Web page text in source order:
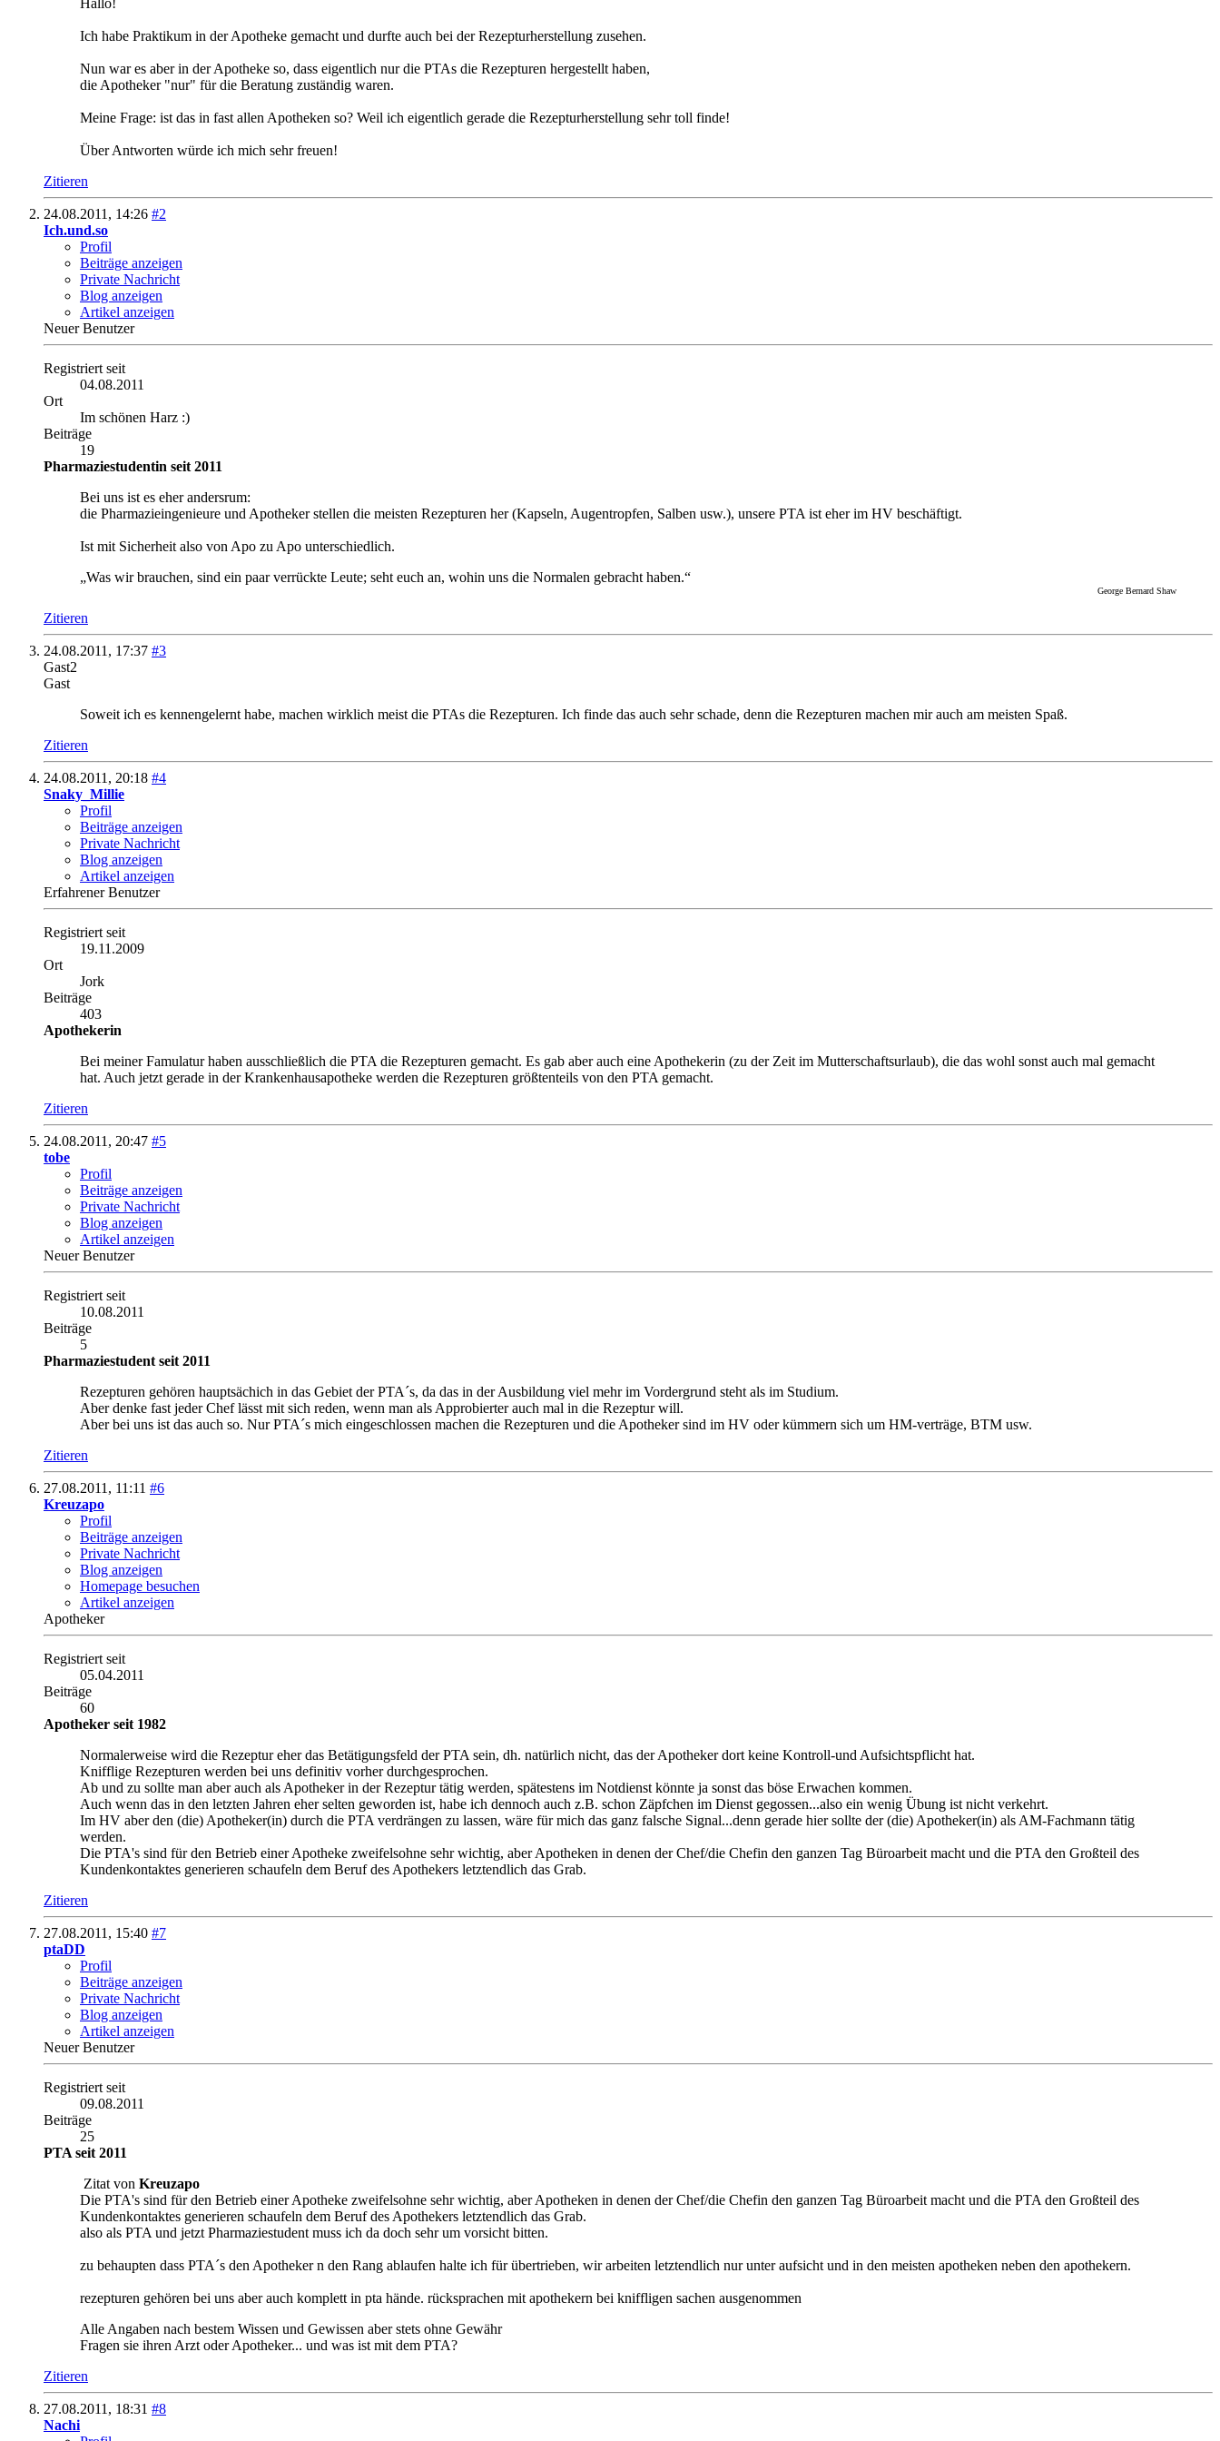
Ich habe Praktikum in der Apotheke gemacht und durfte auch bei der Rezepturherstellung zusehen.
Nun war es aber in der Apotheke so, dass eigentlich nur die PTAs die Rezepturen hergestellt haben,
die Apotheker "nur" für die Beratung zuständig waren.
Meine Frage: ist das in fast allen Apotheken so? Weil ich eigentlich gerade die Rezepturherstellung sehr toll finde!
Über Antworten würde ich mich sehr freuen!
Zitieren
24.08.2011, 14:26 #2
Ich.und.so
Profil
Beiträge anzeigen
Private Nachricht
Blog anzeigen
Artikel anzeigen
Neuer Benutzer
Registriert seit
04.08.2011
Ort
Im schönen Harz :)
Beiträge
19
Pharmaziestudentin seit 2011
Bei uns ist es eher andersrum:
die Pharmazieingenieure und Apotheker stellen die meisten Rezepturen her (Kapseln, Augentropfen, Salben usw.), unsere PTA ist eher im HV beschäftigt.
Ist mit Sicherheit also von Apo zu Apo unterschiedlich.
„Was wir brauchen, sind ein paar verrückte Leute; seht euch an, wohin uns die Normalen gebracht haben.“
George Bernard Shaw
Zitieren
24.08.2011, 17:37 #3
Gast2
Gast
Soweit ich es kennengelernt habe, machen wirklich meist die PTAs die Rezepturen. Ich finde das auch sehr schade, denn die Rezepturen machen mir auch am meisten Spaß.
Zitieren
24.08.2011, 20:18 #4
Snaky_Millie
Profil
Beiträge anzeigen
Private Nachricht
Blog anzeigen
Artikel anzeigen
Erfahrener Benutzer
Registriert seit
19.11.2009
Ort
Jork
Beiträge
403
Apothekerin
Bei meiner Famulatur haben ausschließlich die PTA die Rezepturen gemacht. Es gab aber auch eine Apothekerin (zu der Zeit im Mutterschaftsurlaub), die das wohl sonst auch mal gemacht
hat. Auch jetzt gerade in der Krankenhausapotheke werden die Rezepturen größtenteils von den PTA gemacht.
Zitieren
24.08.2011, 20:47 #5
tobe
Profil
Beiträge anzeigen
Private Nachricht
Blog anzeigen
Artikel anzeigen
Neuer Benutzer
Registriert seit
10.08.2011
Beiträge
5
Pharmaziestudent seit 2011
Rezepturen gehören hauptsächich in das Gebiet der PTA´s, da das in der Ausbildung viel mehr im Vordergrund steht als im Studium.
Aber denke fast jeder Chef lässt mit sich reden, wenn man als Approbierter auch mal in die Rezeptur will.
Aber bei uns ist das auch so. Nur PTA´s mich eingeschlossen machen die Rezepturen und die Apotheker sind im HV oder kümmern sich um HM-verträge, BTM usw.
Zitieren
27.08.2011, 11:11 #6
Kreuzapo
Profil
Beiträge anzeigen
Private Nachricht
Blog anzeigen
Homepage besuchen
Artikel anzeigen
Apotheker
Registriert seit
05.04.2011
Beiträge
60
Apotheker seit 1982
Normalerweise wird die Rezeptur eher das Betätigungsfeld der PTA sein, dh. natürlich nicht, das der Apotheker dort keine Kontroll-und Aufsichtspflicht hat.
Knifflige Rezepturen werden bei uns definitiv vorher durchgesprochen.
Ab und zu sollte man aber auch als Apotheker in der Rezeptur tätig werden, spätestens im Notdienst könnte ja sonst das böse Erwachen kommen.
Auch wenn das in den letzten Jahren eher selten geworden ist, habe ich dennoch auch z.B. schon Zäpfchen im Dienst gegossen...also ein wenig Übung ist nicht verkehrt.
Im HV aber den (die) Apotheker(in) durch die PTA verdrängen zu lassen, wäre für mich das ganz falsche Signal...denn gerade hier sollte der (die) Apotheker(in) als AM-Fachmann tätig
werden.
Die PTA's sind für den Betrieb einer Apotheke zweifelsohne sehr wichtig, aber Apotheken in denen der Chef/die Chefin den ganzen Tag Büroarbeit macht und die PTA den Großteil des
Kundenkontaktes generieren schaufeln dem Beruf des Apothekers letztendlich das Grab.
Zitieren
27.08.2011, 15:40 #7
ptaDD
Profil
Beiträge anzeigen
Private Nachricht
Blog anzeigen
Artikel anzeigen
Neuer Benutzer
Registriert seit
09.08.2011
Beiträge
25
PTA seit 2011
Zitat von Kreuzapo
Die PTA's sind für den Betrieb einer Apotheke zweifelsohne sehr wichtig, aber Apotheken in denen der Chef/die Chefin den ganzen Tag Büroarbeit macht und die PTA den Großteil des
Kundenkontaktes generieren schaufeln dem Beruf des Apothekers letztendlich das Grab.
also als PTA und jetzt Pharmaziestudent muss ich da doch sehr um vorsicht bitten.
zu behaupten dass PTA´s den Apotheker n den Rang ablaufen halte ich für übertrieben, wir arbeiten letztendlich nur unter aufsicht und in den meisten apotheken neben den apothekern.
rezepturen gehören bei uns aber auch komplett in pta hände. rücksprachen mit apothekern bei kniffligen sachen ausgenommen
Alle Angaben nach bestem Wissen und Gewissen aber stets ohne Gewähr
Fragen sie ihren Arzt oder Apotheker... und was ist mit dem PTA?
Zitieren
27.08.2011, 18:31 #8
Nachi